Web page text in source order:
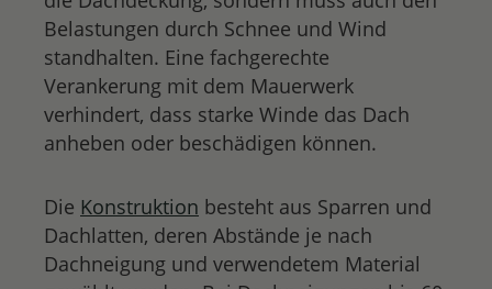
Belastungen durch Schnee und Wind
standhalten. Eine fachgerechte
Verankerung mit dem Mauerwerk
verhindert, dass starke Winde das Dach
anheben oder beschädigen können.
Die Konstruktion besteht aus Sparren und
Dachlatten, deren Abstände je nach
Dachneigung und verwendetem Material